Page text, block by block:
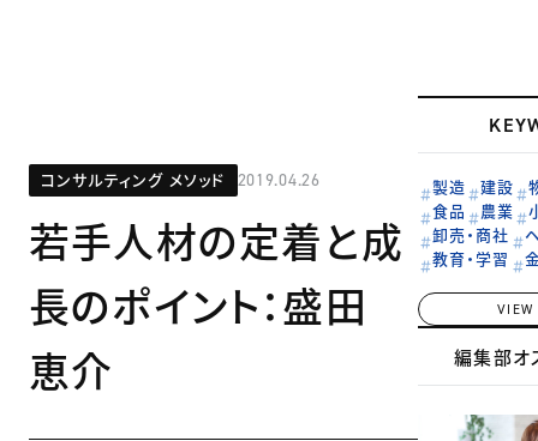
コンサルティング メソッド 2019.04.26
若手人材の定着と成
長のポイント：盛田
恵介
製造 建設
食品
農業
卸売・商社
教育・学習
VIEW
編集部オ